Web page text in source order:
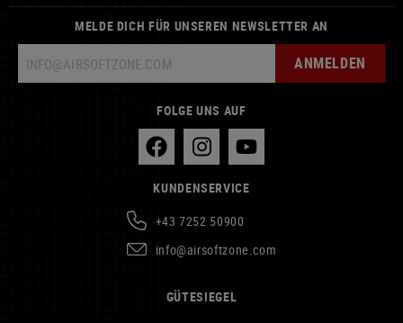
MELDE DICH FÜR UNSEREN NEWSLETTER AN
ANMELDEN
FOLGE UNS AUF
KUNDENSERVICE
+43 7252 50900
info@airsoftzone.com
GÜTESIEGEL